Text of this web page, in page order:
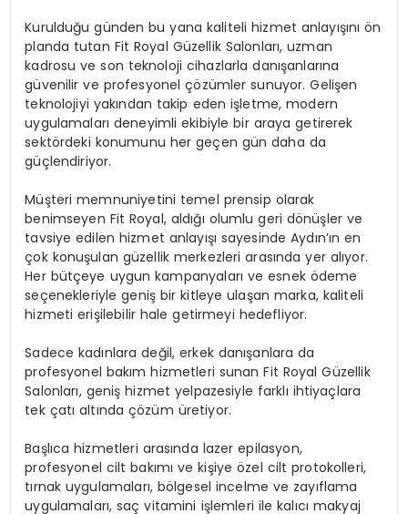
Kurulduğu günden bu yana kaliteli hizmet anlayışını ön
planda tutan Fit Royal Güzellik Salonları, uzman
kadrosu ve son teknoloji cihazlarla danışanlarına
güvenilir ve profesyonel çözümler sunuyor. Gelişen
teknolojiyi yakından takip eden işletme, modern
uygulamaları deneyimli ekibiyle bir araya getirerek
sektördeki konumunu her geçen gün daha da
güçlendiriyor.
Müşteri memnuniyetini temel prensip olarak
benimseyen Fit Royal, aldığı olumlu geri dönüşler ve
tavsiye edilen hizmet anlayışı sayesinde Aydın’ın en
çok konuşulan güzellik merkezleri arasında yer alıyor.
Her bütçeye uygun kampanyaları ve esnek ödeme
seçenekleriyle geniş bir kitleye ulaşan marka, kaliteli
hizmeti erişilebilir hale getirmeyi hedefliyor.
Sadece kadınlara değil, erkek danışanlara da
profesyonel bakım hizmetleri sunan Fit Royal Güzellik
Salonları, geniş hizmet yelpazesiyle farklı ihtiyaçlara
tek çatı altında çözüm üretiyor.
Başlıca hizmetleri arasında lazer epilasyon,
profesyonel cilt bakımı ve kişiye özel cilt protokolleri,
tırnak uygulamaları, bölgesel incelme ve zayıflama
uygulamaları, saç vitamini işlemleri ile kalıcı makyaj